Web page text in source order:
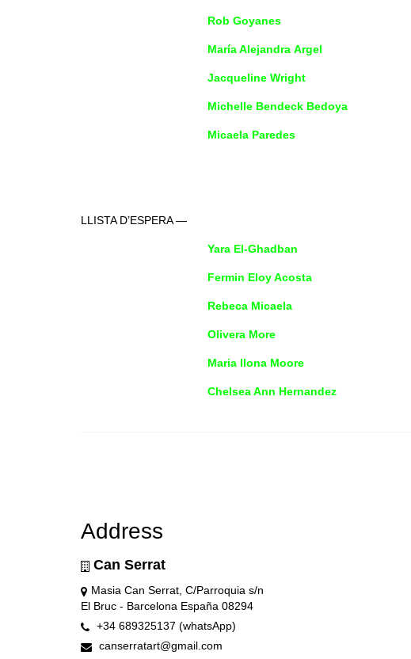
Rob Goyanes
María Alejandra Argel
Jacqueline Wright
Michelle Bendeck Bedoya
Micaela Paredes
LLISTA D’ESPERA —
Yara El-Ghadban
Fermin Eloy Acosta
Rebeca Micaela
Olivera More
Maria Ilona Moore
Chelsea Ann Hernandez
Address
Can Serrat
Masia Can Serrat, C/Parroquia s/n
El Bruc - Barcelona España 08294
+34 689325137 (whatsApp)
canserratart@gmail.com